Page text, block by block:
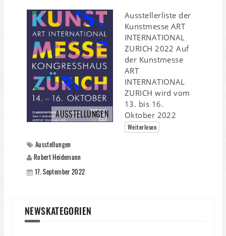
AUSSTELLUNGEN
Ausstellerliste der
Kunstmesse ART
INTERNATIONAL
ZURICH 2022 Auf
der Kunstmesse
ART
INTERNATIONAL
ZURICH wird vom
13. bis 16.
Oktober 2022
Weiterlesen
Ausstellungen
Robert Heidemann
17. September 2022
NEWSKATEGORIEN